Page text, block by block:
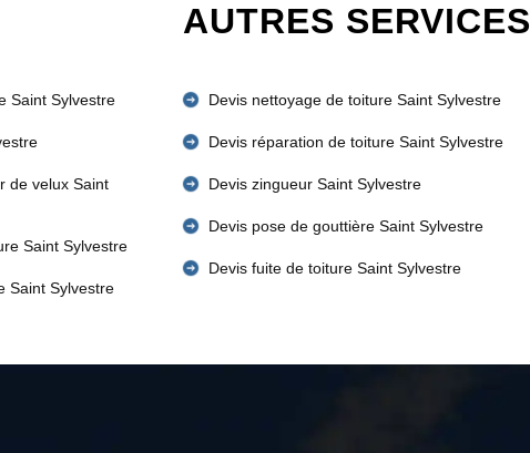
AUTRES SERVICES
Saint Sylvestre
de velux Saint
Saint Sylvestre
Saint Sylvestre
Devis nettoyage de toiture Saint Sylvestre
Devis réparation de toiture Saint Sylvestre
Devis zingueur Saint Sylvestre
Devis pose de gouttière Saint Sylvestre
Devis fuite de toiture Saint Sylvestre